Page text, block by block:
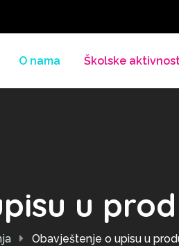
O nama Školske
u
Obavještenje o upisu u